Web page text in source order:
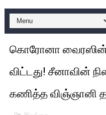
ஏர்போர்ட்டில் உதைத்த
சீனா இலங்கையிடம் 8
01/11/2021 Scotland
பாலச்சந்திரன் மற்றும்
பிரிட்டனால் கடத்தப்படும்
கொரோனா வைரஸின்
விட்டது! சீனாவின்
கணித்த விஞ்ஞானி